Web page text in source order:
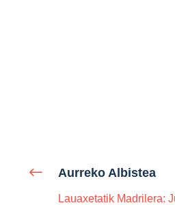
Aurreko Albistea
Lauaxetatik Madrilera: